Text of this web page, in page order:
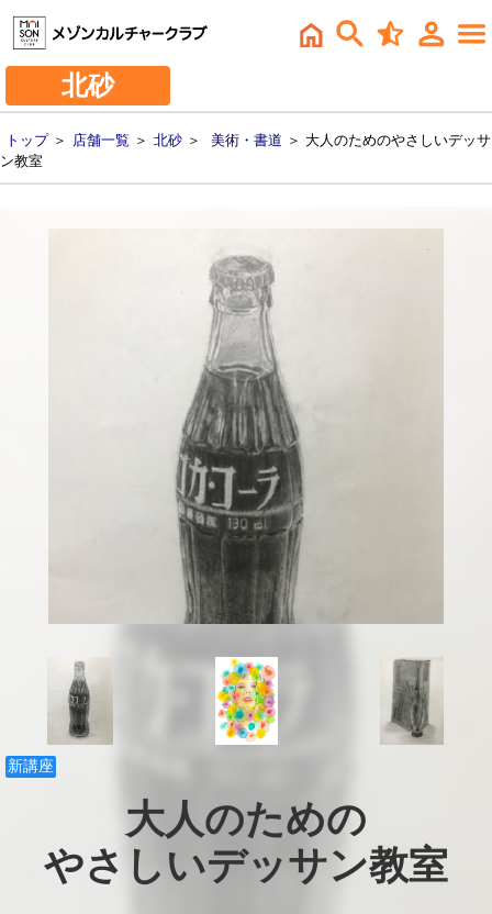
北砂
トップ＞ 店舗一覧 ＞ 北砂 ＞ 美術・書道 ＞ 大人のためのやさしいデッサ
ン教室
新講座
大人のための
やさしいデッサン教室